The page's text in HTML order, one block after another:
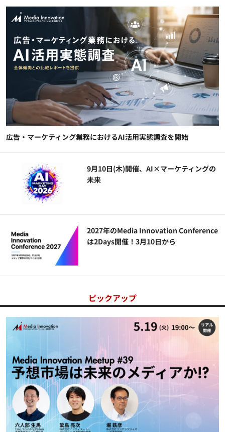
広告・マーケティング業務におけるAI活用実態調査を開始
9月10日(木)開催、AI×マーケティングの
未来
2027年のMedia Innovation Conference
は2Days開催！3月10日から
ピックアップ